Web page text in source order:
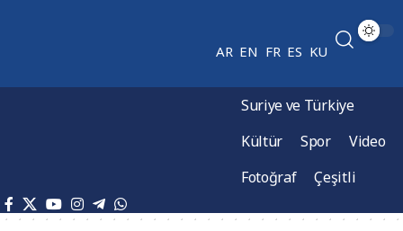
AR EN FR ES KU
Suriye ve Türkiye
Kültür
Spor
Video
Fotoğraf
Çeşitli